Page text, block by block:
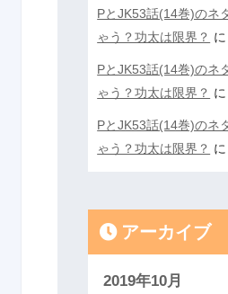
PとJK53話(14巻)のネ
ゃう？功太は限界？ に
PとJK53話(14巻)のネ
ゃう？功太は限界？
PとJK53話(14巻)のネ
ゃう？功太は限界？ に
アーカイブ
2019年10月